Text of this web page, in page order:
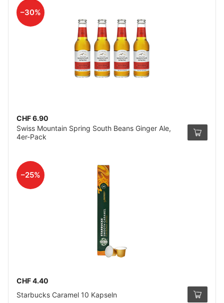
–30%
CHF 6.90
Swiss Mountain Spring South Beans Ginger Ale,
4er-Pack
–25%
CHF 4.40
Starbucks Caramel 10 Kapseln